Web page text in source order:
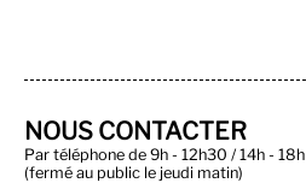
NOUS CONTACTER
Par téléphone de 9h - 12h30 / 14h - 18h
(fermé au public le jeudi matin)